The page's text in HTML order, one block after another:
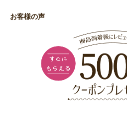
お客様の声